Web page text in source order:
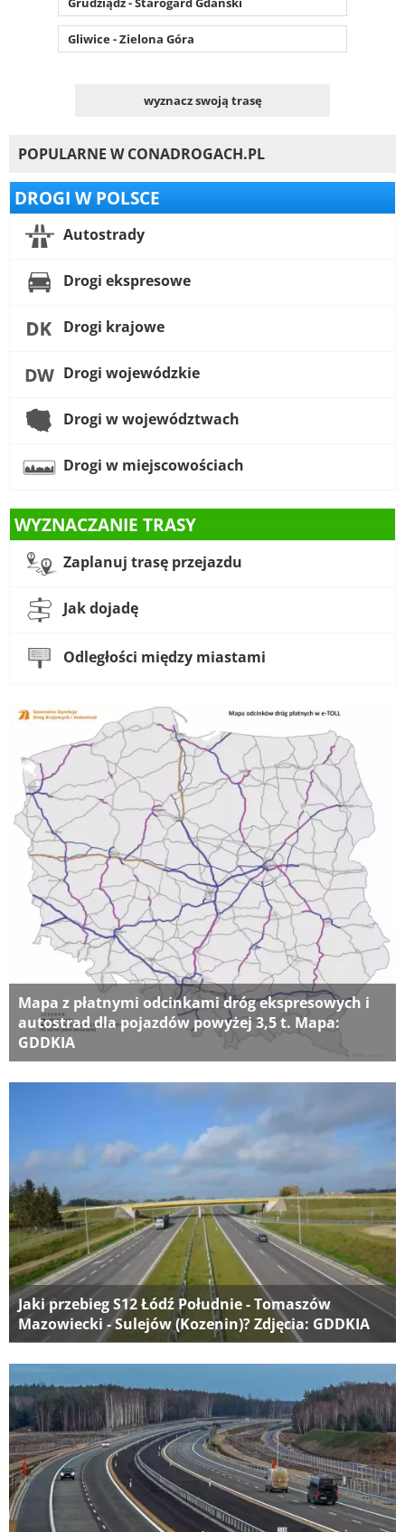
Gliwice - Zielona Góra
wyznacz swoją trasę
POPULARNE W CONADROGACH.PL
DROGI W POLSCE
Autostrady
Drogi ekspresowe
Drogi krajowe
Drogi wojewódzkie
Drogi w województwach
Drogi w miejscowościach
WYZNACZANIE TRASY
Zaplanuj trasę przejazdu
Jak dojadę
Odległości między miastami
Mapa z płatnymi odcinkami dróg ekspresowych i
autostrad dla pojazdów powyżej 3,5 t. Mapa:
GDDKIA
Jaki przebieg S12 Łódź Południe - Tomaszów
Mazowiecki - Sulejów (Kozenin)? Zdjęcia: GDDKIA